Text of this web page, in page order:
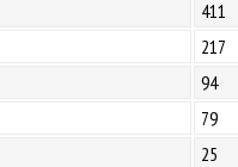
411
217
94
79
25